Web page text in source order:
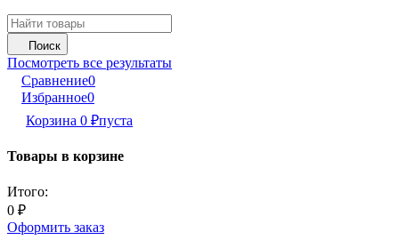
Поиск
Посмотреть все результаты
Сравнение0
Избранное0
Корзина 0 ₽пуста
Товары в корзине
Итого:
0 ₽
Оформить заказ